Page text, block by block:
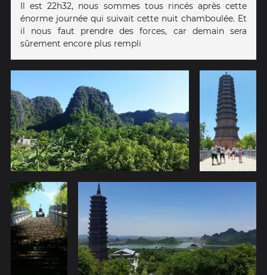
Il est 22h32, nous sommes tous rincés après cette
énorme journée qui suivait cette nuit chamboulée. Et
il nous faut prendre des forces, car demain sera
sûrement encore plus rempli